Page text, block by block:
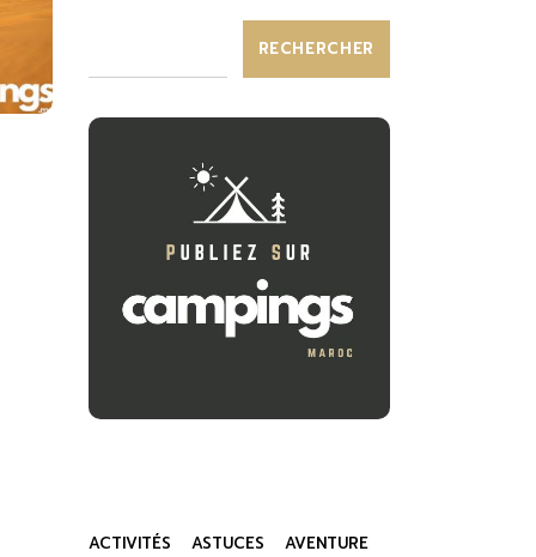
RECHERCHER
ACTIVITÉS ASTUCES
AVENTURE